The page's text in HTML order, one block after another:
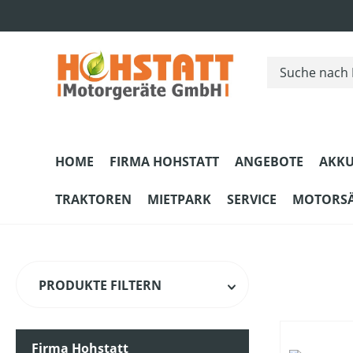
HOME FIRMA HOHSTATT ANGEBOTE
TRAKTOREN MIETPARK SERVICE
PRODUKTE FILTERN
Firma Hohstatt